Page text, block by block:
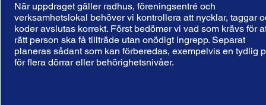
När uppdraget gäller radhus, föreningsentré och
verksamhetslokal behöver vi kontrollera att nycklar, taggar
koder avslutas korrekt. Först bedömer vi vad som krävs för
rätt person ska få tillträde utan onödigt ingrepp. Separat
planeras sådant som kan förberedas, exempelvis en tydlig
för flera dörrar eller behörighetsnivåer.